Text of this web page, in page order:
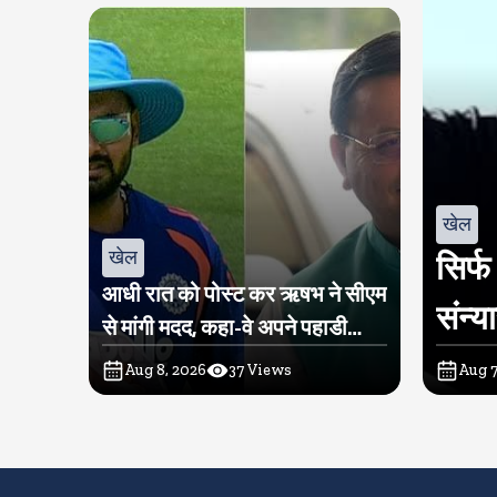
खेल
आधी रात को पोस्ट कर ऋषभ ने सीएम
से मांगी मदद, कहा-वे अपने पहाडी
लोगों के बीच लौटना चाहते हैं
Aug 8, 2026 37Views
खेल
Aug